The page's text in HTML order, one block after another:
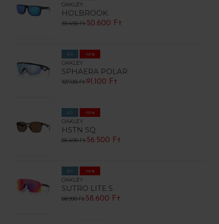
OAKLEY
HOLBROOK
59.490 Ft50.600 Ft
ÚJ -15%
OAKLEY
SPHAERA POLAR
107.135 Ft91.100 Ft
ÚJ -15%
OAKLEY
HSTN SQ
66.490 Ft56.500 Ft
ÚJ -15%
OAKLEY
SUTRO LITE S
68.990 Ft58.600 Ft